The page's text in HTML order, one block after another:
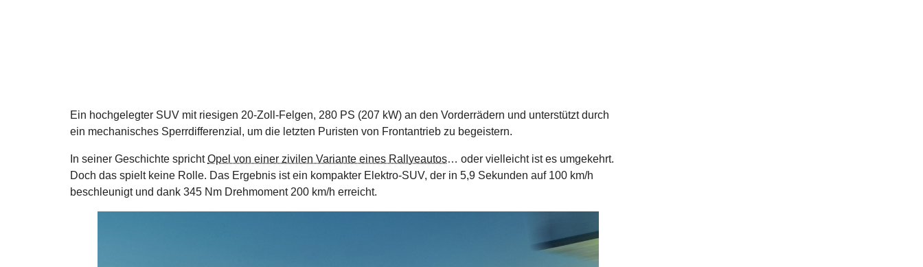
Ein hochgelegter SUV mit riesigen 20-Zoll-Felgen, 280 PS (207 kW) an den Vorderrädern und unterstützt durch
ein mechanisches Sperrdifferenzial, um die letzten Puristen von Frontantrieb zu begeistern.
In seiner Geschichte sprichtOpel von einer zivilen Variante eines Rallyeautos… oder vielleicht ist es umgekehrt.
Doch das spielt keine Rolle. Das Ergebnis ist ein kompakter Elektro-SUV, der in 5,9 Sekunden auf 100 km/h
beschleunigt und dank 345 Nm Drehmoment 200 km/h erreicht.